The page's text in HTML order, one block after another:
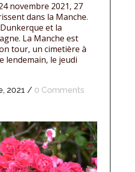
novembre 2021, 27
dans la Manche.
et la
La Manche est
tour, un cimetière à
lendemain, le jeudi
2021 / 0 Comments